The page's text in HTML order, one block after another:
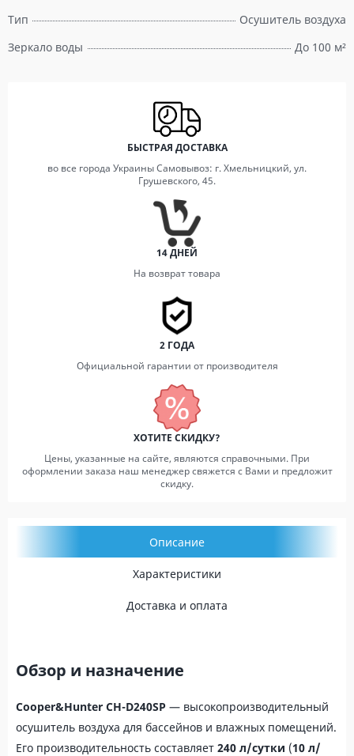
Тип
Осушитель воздуха
Зеркало воды
До 100 м²
БЫСТРАЯ ДОСТАВКА
во все города Украины Самовывоз: г. Хмельницкий, ул.
Грушевского, 45.
14 ДНЕЙ
На возврат товара
2 ГОДА
Официальной гарантии от производителя
ХОТИТЕ СКИДКУ?
Цены, указанные на сайте, являются справочными. При
оформлении заказа наш менеджер свяжется с Вами и предложит
скидку.
Описание
Характеристики
Доставка и оплата
Обзор и назначение
Cooper&Hunter CH-D240SP — высокопроизводительный
осушитель воздуха для бассейнов и влажных помещений.
Его производительность составляет 240 л/сутки (10 л/